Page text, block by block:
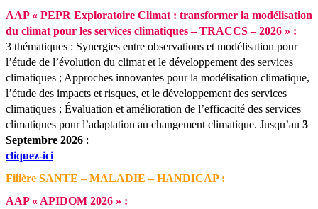
AAP « PEPR Exploratoire Climat : transformer la modélisation
du climat pour les services climatiques – TRACCS – 2026 » :
3 thématiques : Synergies entre observations et modélisation pour
l’étude de l’évolution du climat et le développement des services
climatiques ; Approches innovantes pour la modélisation climatique,
l’étude des impacts et risques, et le développement des services
climatiques ; Évaluation et amélioration de l’efficacité des services
climatiques pour l’adaptation au changement climatique. Jusqu’au 3
Septembre 2026 :
cliquez-ici
Filière SANTE – MALADIE – HANDICAP :
AAP « APIDOM 2026 » :